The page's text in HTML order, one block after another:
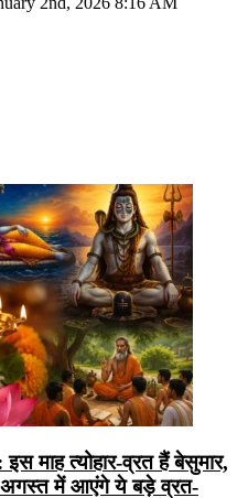
माह त्योहार-व्रत हैं बेसुमार,
अगस्त में आएंगे ये बड़े व्रत-